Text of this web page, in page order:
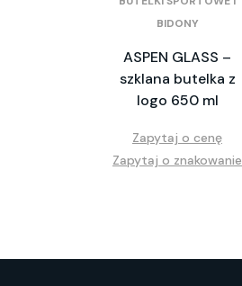
BIDONY
ASPEN GLASS –
szklana butelka z
logo 650 ml
Zapytaj o cenę
Zapytaj o znakowanie